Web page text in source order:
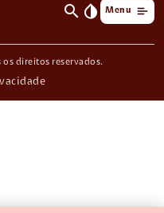
search invert_colors Menu
os direitos reservados.